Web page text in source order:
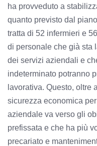
ha provveduto a
quanto previsto dal
tratta di 52 infermieri e
di personale che già sta
dei servizi aziendali e
indeterminato potranno
lavorativa. Questo, oltre
sicurezza economica
aziendale va verso gli
prefissata e che ha più
precariato e